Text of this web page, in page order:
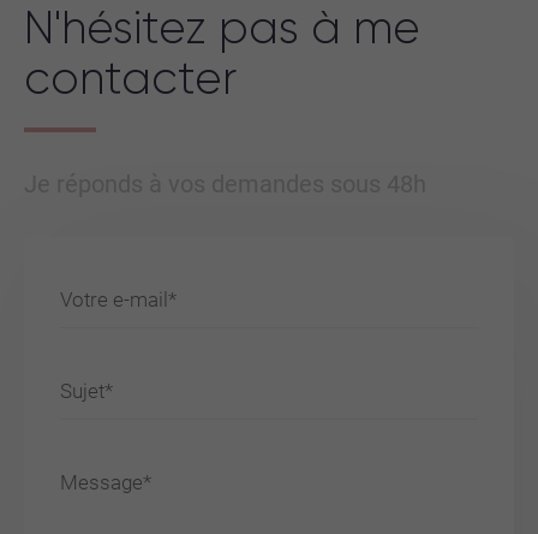
N'hésitez pas à me
contacter